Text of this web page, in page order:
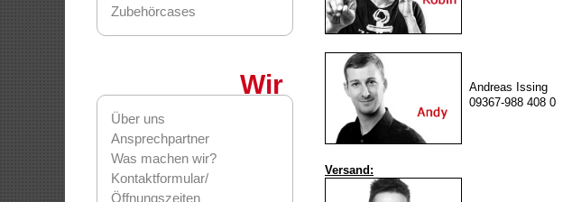
Zubehörcases
Wir
Über uns
Ansprechpartner
Was machen wir?
Kontaktformular/
Öffnungszeiten
Andreas Issing
09367-988 408 0
Versand: